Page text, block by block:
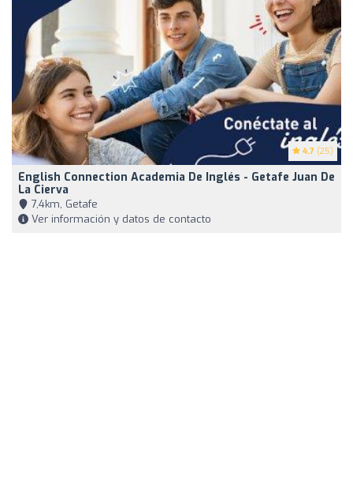
4.7 (25)
English Connection Academia De Inglés - Getafe Juan De
La Cierva
7,4km, Getafe
Ver información y datos de contacto